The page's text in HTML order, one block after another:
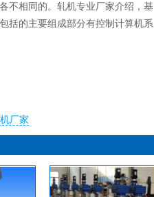
不相同的。轧机专业厂家介绍，基
括的主要组成部分有控制计算机系
厂家